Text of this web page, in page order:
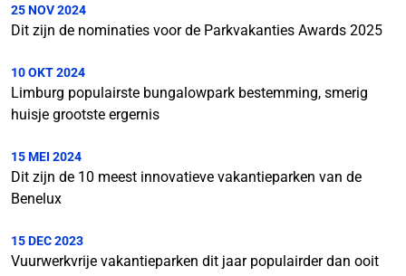
25 NOV 2024
Dit zijn de nominaties voor de Parkvakanties Awards 2025
10 OKT 2024
Limburg populairste bungalowpark bestemming, smerig
huisje grootste ergernis
15 MEI 2024
Dit zijn de 10 meest innovatieve vakantieparken van de
Benelux
15 DEC 2023
Vuurwerkvrije vakantieparken dit jaar populairder dan ooit